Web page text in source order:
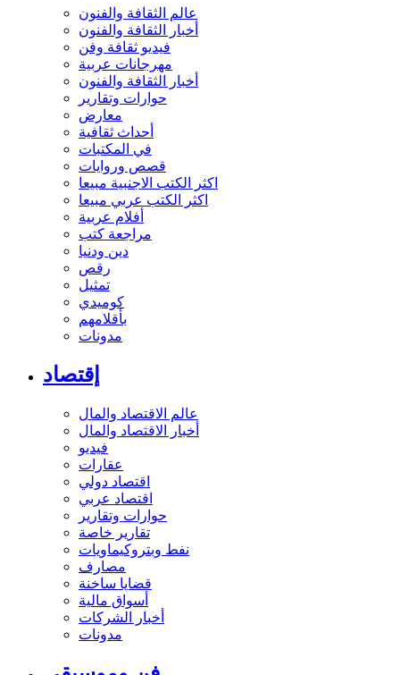
عالم الثقافة والفنون
أخبار الثقافة والفنون
فيديو ثقافة وفن
مهرجانات عربية
أخبار الثقافة والفنون
حوارات وتقارير
معارض
أحداث ثقافية
في المكتبات
قصص وروايات
اكثر الكتب الاجنبية مبيعا
اكثر الكتب عربي مبيعا
أفلام عربية
مراجعة كتب
دين ودنيا
رقص
تمثيل
كوميدي
بأقلامهم
مدونات
إقتصاد
عالم الاقتصاد والمال
أخبار الاقتصاد والمال
فيديو
عقارات
اقتصاد دولي
اقتصاد عربي
حوارات وتقارير
تقارير خاصة
نفط وبتروكيماويات
مصارف
قضايا ساخنة
أسواق مالية
أخبار الشركات
مدونات